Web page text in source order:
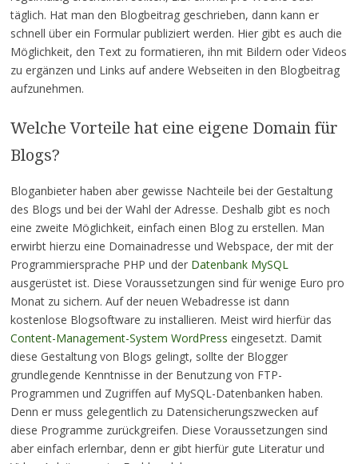
täglich. Hat man den Blogbeitrag geschrieben, dann kann er
schnell über ein Formular publiziert werden. Hier gibt es auch die
Möglichkeit, den Text zu formatieren, ihn mit Bildern oder Videos
zu ergänzen und Links auf andere Webseiten in den Blogbeitrag
aufzunehmen.
Welche Vorteile hat eine eigene Domain für
Blogs?
Bloganbieter haben aber gewisse Nachteile bei der Gestaltung
des Blogs und bei der Wahl der Adresse. Deshalb gibt es noch
eine zweite Möglichkeit, einfach einen Blog zu erstellen. Man
erwirbt hierzu eine Domainadresse und Webspace, der mit der
Programmiersprache PHP und der Datenbank MySQL
ausgerüstet ist. Diese Voraussetzungen sind für wenige Euro pro
Monat zu sichern. Auf der neuen Webadresse ist dann
kostenlose Blogsoftware zu installieren. Meist wird hierfür das
Content-Management-System WordPress eingesetzt. Damit
diese Gestaltung von Blogs gelingt, sollte der Blogger
grundlegende Kenntnisse in der Benutzung von FTP-
Programmen und Zugriffen auf MySQL-Datenbanken haben.
Denn er muss gelegentlich zu Datensicherungszwecken auf
diese Programme zurückgreifen. Diese Voraussetzungen sind
aber einfach erlernbar, denn er gibt hierfür gute Literatur und